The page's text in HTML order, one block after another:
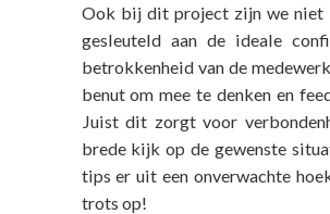
Ook bij dit project zijn we niet
gesleuteld aan de ideale
betrokkenheid van de
benut om mee te denken en
Juist dit zorgt voor
brede kijk op de gewenste
tips er uit een onverwachte
trots op!